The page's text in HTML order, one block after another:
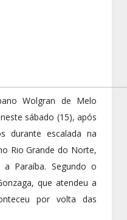
Wolgran de Melo
sábado (15), após
durante escalada na
Rio Grande do Norte,
Paraíba. Segundo o
que atendeu a
por volta das